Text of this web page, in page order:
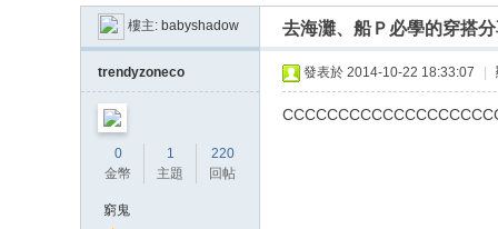
樓主: babyshadow 去海灘、船Ｐ必學的穿搭
trendyzoneco
0
金幣
1
主題
220
回帖
窮鬼
發表於 2014-10-22 18:33:07